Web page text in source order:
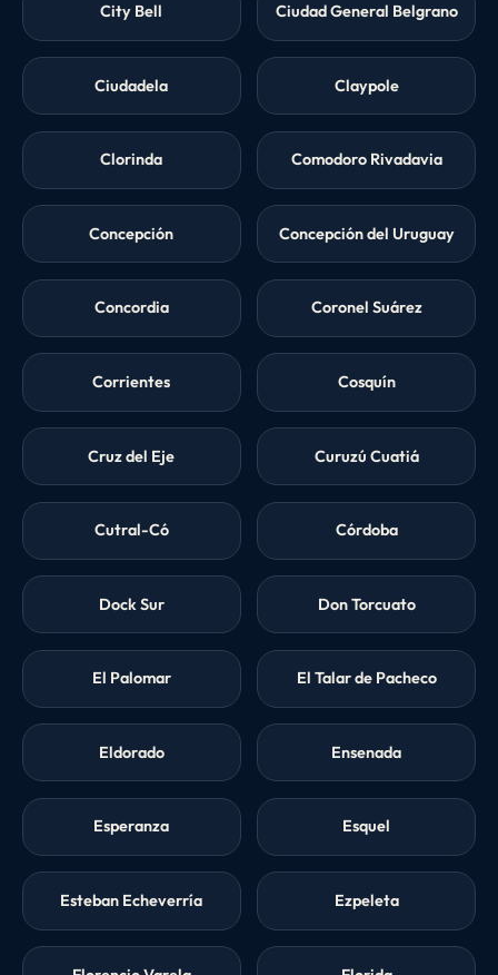
City Bell Ciudad General Belgrano
Ciudadela Claypole
Clorinda Comodoro Rivadavia
Concepción Concepción del Uruguay
Concordia Coronel Suárez
Corrientes Cosquín
Cruz del Eje Curuzú Cuatiá
Cutral-Có Córdoba
Dock Sur Don Torcuato
El Palomar El Talar de Pacheco
Eldorado Ensenada
Esperanza Esquel
Esteban Echeverría Ezpeleta